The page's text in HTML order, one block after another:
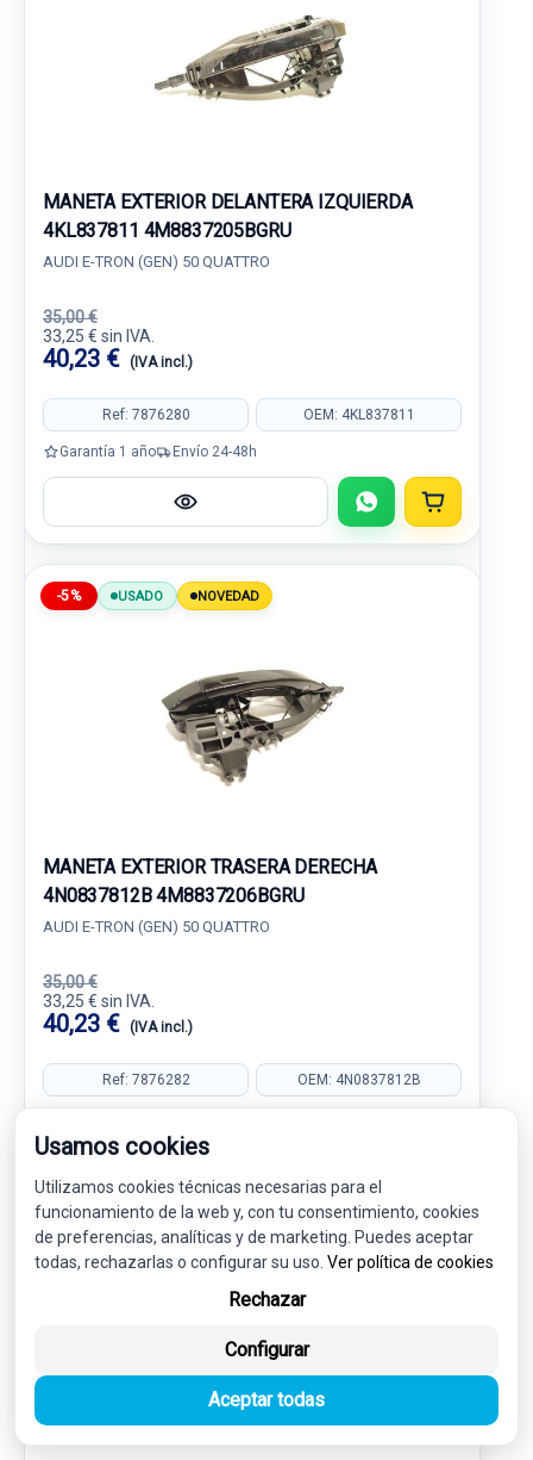
MANETA EXTERIOR DELANTERA IZQUIERDA
4KL837811 4M8837205BGRU
AUDI E-TRON (GEN) 50 QUATTRO
35,00 €
33,25 € sin IVA.
40,23 € (IVA incl.)
Ref: 7876280 OEM: 4KL837811
Garantía 1 año Envío 24-48h
-5% USADO NOVEDAD
MANETA EXTERIOR TRASERA DERECHA
4N0837812B 4M8837206BGRU
AUDI E-TRON (GEN) 50 QUATTRO
35,00 €
33,25 € sin IVA.
40,23 € (IVA incl.)
Ref: 7876282 OEM: 4N0837812B
-5% USADO NOVEDAD
Usamos cookies
Utilizamos cookies técnicas necesarias para el
funcionamiento de la web y, con tu consentimiento, cookies
de preferencias, analíticas y de marketing. Puedes aceptar
todas, rechazarlas o configurar su uso. Ver política de cookies
Rechazar
Configurar
Aceptar todas